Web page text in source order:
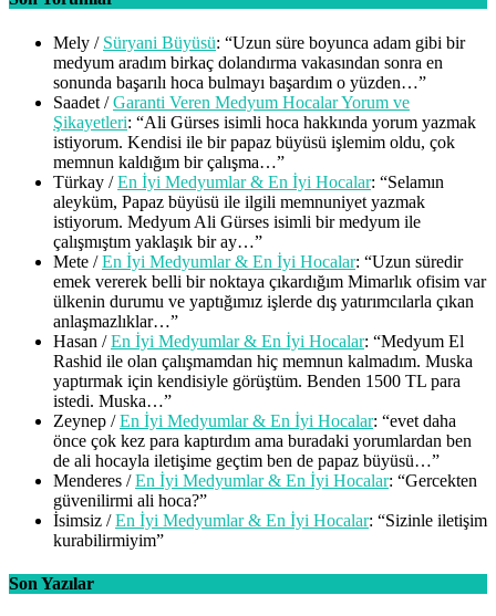
Mely / Süryani Büyüsü: “Uzun süre boyunca adam gibi bir
medyum aradım birkaç dolandırma vakasından sonra en
sonunda başarılı hoca bulmayı başardım o yüzden…”
Saadet /Garanti Veren Medyum Hocalar Yorum ve
Şikayetleri: “Ali Gürses isimli hoca hakkında yorum yazmak
istiyorum. Kendisi ile bir papaz büyüsü işlemim oldu, çok
memnun kaldığım bir çalışma…”
Türkay /En İyi Medyumlar & En İyi Hocalar: “Selamın
aleyküm, Papaz büyüsü ile ilgili memnuniyet yazmak
istiyorum. Medyum Ali Gürses isimli bir medyum ile
çalışmıştım yaklaşık bir ay…”
Mete /En İyi Medyumlar & En İyi Hocalar: “Uzun süredir
emek vererek belli bir noktaya çıkardığım Mimarlık ofisim var
ülkenin durumu ve yaptığımız işlerde dış yatırımcılarla çıkan
anlaşmazlıklar…”
Hasan /En İyi Medyumlar & En İyi Hocalar: “Medyum El
Rashid ile olan çalışmamdan hiç memnun kalmadım. Muska
yaptırmak için kendisiyle görüştüm. Benden 1500 TL para
istedi. Muska…”
Zeynep /En İyi Medyumlar & En İyi Hocalar: “evet daha
önce çok kez para kaptırdım ama buradaki yorumlardan ben
de ali hocayla iletişime geçtim ben de papaz büyüsü…”
Menderes /En İyi Medyumlar & En İyi Hocalar: “Gercekten
güvenilirmi ali hoca?”
İsimsiz /En İyi Medyumlar & En İyi Hocalar: “Sizinle iletişim
kurabilirmiyim”
Son Yazılar